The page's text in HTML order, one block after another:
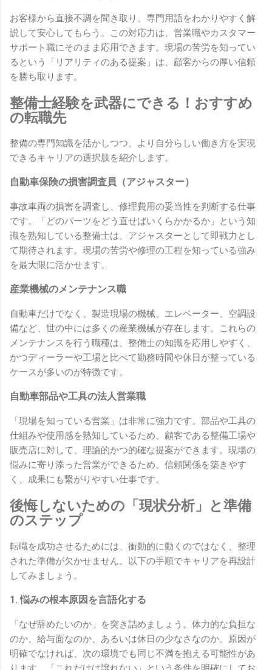
お客様から直接不調を聞き取り、専門用語をわかりやすく解
説して安心してもらう。この対応力は、営業職やカスタマー
サポート職にそのまま応用できます。現場の苦労を知ってい
るという「リアリティのある提案」は、顧客からの厚い信頼
を勝ち取ります。
整備士経験を武器にできる！おすすめ
の転職先
整備の専門知識を活かしつつ、より自分らしい働き方を実現
できるキャリアの選択肢を紹介します。
自動車保険の損害調査員（アジャスター）
事故車両の損害を調査し、修理費用の妥当性を判断する仕事
です。「どのパーツをどう直せばいくらかかるか」という知
識を熟知している整備士は、アジャスターとして即戦力とし
て期待されます。現場の苦労や修理の工程を知っている強み
を最大限に活かせます。
産業機械のメンテナンス職
自動車だけでなく、製造現場の機械、エレベーター、空調設
備など、世の中には多くの産業機械が存在します。これらの
メンテナンスを行う職種は、整備士の知識を応用しやすく、
かつディーラーや工場と比べて勤務時間や休日が整っている
ケースが多いのが特徴です。
自動車部品や工具の法人営業職
「現場を知っている営業」は非常に強力です。部品や工具の
仕組みや使用感を熟知しているため、顧客である整備工場や
販売店に対して、理論的かつ的確な提案ができます。現場の
悩みに寄り添った営業ができるため、信頼関係を築きやす
く、成果にも繋がりやすい仕事です。
後悔しないための「現状分析」と準備
のステップ
転職を成功させるためには、衝動的に動くのではなく、整理
された準備が欠かせません。以下の手順でキャリアを再設計
してみましょう。
1. 悩みの根本原因を言語化する
「なぜ辞めたいのか」を突き詰めましょう。体力的な負担な
のか、給与面なのか、あるいは休日の少なさなのか。原因が
明確でなければ、次の環境でも同じ不満を抱える可能性があ